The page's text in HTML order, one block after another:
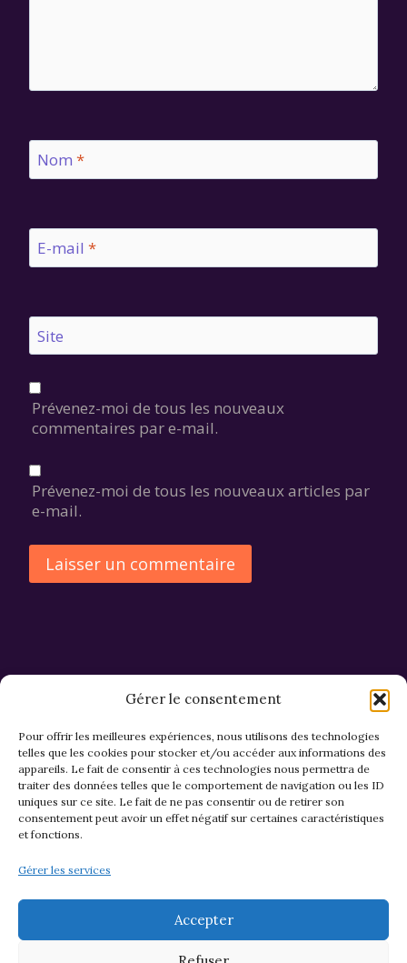
Gérer le consentement
Pour offrir les meilleures expériences, nous utilisons des technologies
telles que les cookies pour stocker et/ou accéder aux informations des
appareils. Le fait de consentir à ces technologies nous permettra de
traiter des données telles que le comportement de navigation ou les ID
uniques sur ce site. Le fait de ne pas consentir ou de retirer son
consentement peut avoir un effet négatif sur certaines caractéristiques
et fonctions.
Gérer les services
Accepter
Nom *
E-mail *
Site
Prévenez-moi de tous les nouveaux
commentaires par e-mail.
Prévenez-moi de tous les nouveaux articles par
e-mail.
CGV et Retours
Mentions légales & confidentialité